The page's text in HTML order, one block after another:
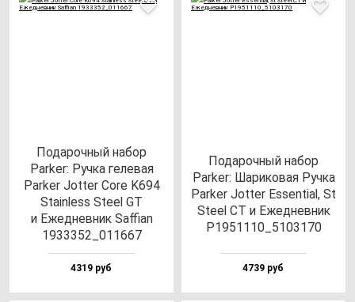
Подарочный набор
Parker: Ручка гелевая
Parker Jotter Core K694
Stainless Steel GT
и Ежедневник Saffian
1933352_011667
4319 руб
Подарочный набор
Parker: Шариковая Ручка
Parker Jotter Essential, St
Steel СT и Ежедневник
P1951110_5103170
4739 руб